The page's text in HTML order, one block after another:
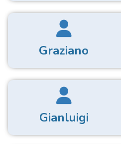
Graziano
Gianluigi